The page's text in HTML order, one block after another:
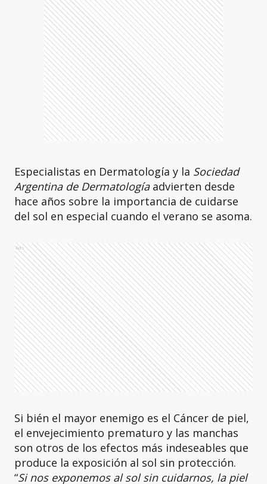
Especialistas en Dermatología y la Sociedad
Argentina de Dermatologíaadvierten desde
hace años sobre la importancia de cuidarse
del sol en especial cuando el verano se asoma.
Ads
Si bién el mayor enemigo es el Cáncer de piel,
el envejecimiento prematuro y las manchas
son otros de los efectos más indeseables que
produce la exposición al sol sin protección.
“Si nos exponemos al sol sin cuidarnos, la piel